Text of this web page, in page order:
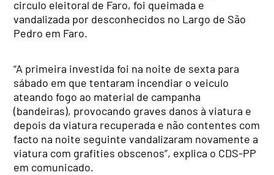
circulo eleitoral de Faro, foi queimada e
vandalizada por desconhecidos no Largo de São
Pedro em Faro.
“A primeira investida foi na noite de sexta para
sábado em que tentaram incendiar o veiculo
ateando fogo ao material de campanha
(bandeiras), provocando graves danos à viatura e
depois da viatura recuperada e não contentes com
facto na noite seguinte vandalizaram novamente a
viatura com grafities obscenos”, explica o CDS-PP
em comunicado.